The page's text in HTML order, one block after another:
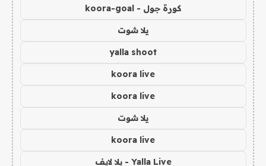
كورة جول - koora-goal
يلا شوت
yalla shoot
koora live
koora live
يلا شوت
koora live
Yalla Live - يلا لايف